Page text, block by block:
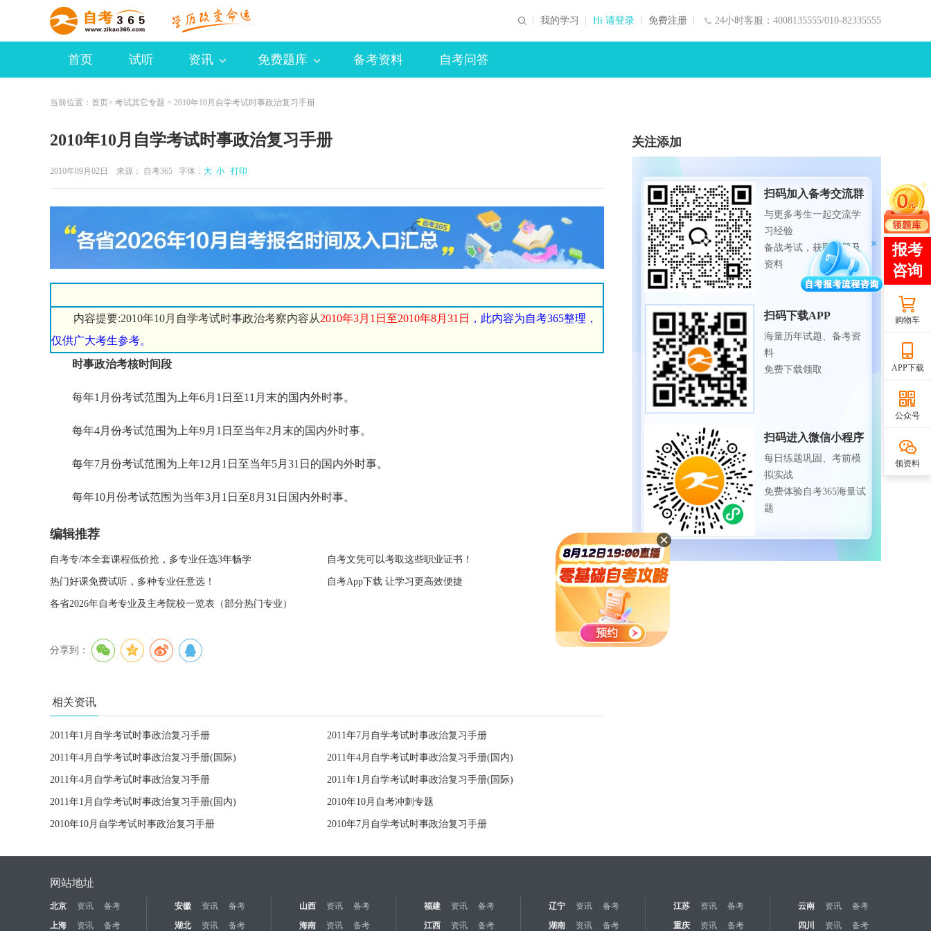
24小时客服：4008135555/010-82335555
我的学习 Hi 请登录 免费注册
首页 试听 资讯 免费题库 备考资料 自考问答
当前位置： 首页> 考试其它专题 > 2010年10月自学考试时事政治复习手册
2010年10月自学考试时事政治复习手册
2010年09月02日 来源： 自考365 字体： 大 小 打印
内容提要:2010年10月自学考试时事政治考察内容从2010年3月1日至2010年8月31日
，此内容为自考365整理，
仅供广大考生参考。
时事政治考核时间段
每年1月份考试范围为上年6月1日至11月末的国内外时事。
每年4月份考试范围为上年9月1日至当年2月末的国内外时事。
每年7月份考试范围为上年12月1日至当年5月31日的国内外时事。
每年10月份考试范围为当年3月1日至8月31日国内外时事。
编辑推荐
自考专/本全套课程低价抢，多专业任选3年畅学 自考文凭可以考取这些职业证书！
热门好课免费试听，多种专业任意选！ 自考App下载 让学习更高效便捷
各省2026年自考专业及主考院校一览表（部分热门专业）
分享到：
相关资讯
2011年1月自学考试时事政治复习手册 2011年7月自学考试时事政治复习手册
2011年4月自学考试时事政治复习手册(国际) 2011年4月自学考试时事政治复习手册(国内)
2011年4月自学考试时事政治复习手册 2011年1月自学考试时事政治复习手册(国际)
2011年1月自学考试时事政治复习手册(国内) 2010年10月自考冲刺专题
2010年10月自学考试时事政治复习手册 2010年7月自学考试时事政治复习手册
关注添加
扫码加入备考交流群
与更多考生一起交流学
习经验
备战考试，获取试题及
资料
扫码下载APP
海量历年试题、备考资
料
免费下载领取
扫码进入微信小程序
每日练题巩固、考前模
拟实战
免费体验自考365海量试
题
购物车
APP下载
公众号
领资料
网站地址
北京 资讯 备考 安徽 资讯 备考 山西 资讯 备考 福建 资讯 备考 辽宁 资讯 备考 江苏 资讯 备考 云南 资讯
备考
上海
资讯 备考 湖北 资讯 备考 海南 资讯 备考 江西 资讯 备考 湖南 资讯 备考 重庆 资讯 备考 四川 资讯 备考